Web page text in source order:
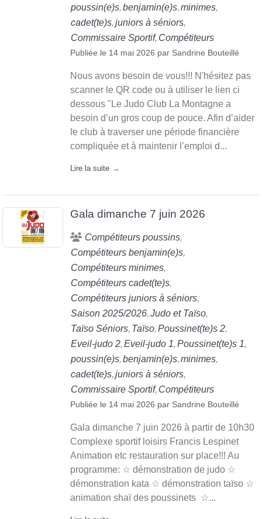
poussin(e)s benjamin(e)s minimes
cadet(te)s juniors à séniors
Commissaire Sportif Compétiteurs
Publiée le 14 mai 2026 par Sandrine Bouteillé
Nous avons besoin de vous!!! N'hésitez pas
scanner le QR code ou à utiliser le lien ci
dessous "Le Judo Club La Montagne a
besoin d’un gros coup de pouce. Afin d’aider
le club à traverser une période financière
compliquée et à maintenir l’emploi d...
Lire la suite
Gala dimanche 7 juin 2026
Compétiteurs poussins
Compétiteurs benjamin(e)s
Compétiteurs minimes
Compétiteurs cadet(te)s
Compétiteurs juniors à séniors
Saison 2025/2026 Judo et Taïso
Taïso Séniors Taïso Poussinet(te)s 2
Eveil-judo 2 Eveil-judo 1 Poussinet(te)s 1
poussin(e)s benjamin(e)s minimes
cadet(te)s juniors à séniors
Commissaire Sportif Compétiteurs
Publiée le 14 mai 2026 par Sandrine Bouteillé
Gala dimanche 7 juin 2026 à partir de 10h30
Complexe sportif loisirs Francis Lespinet
Animation etc restauration sur place!!! Au
programme: ☆ démonstration de judo ☆
démonstration kata ☆ démonstration taïso ☆
animation shaï des poussinets ☆...